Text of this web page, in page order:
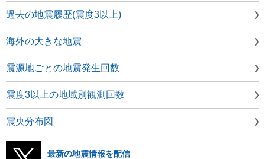
過去の地震履歴(震度3以上)
海外の大きな地震
震源地ごとの地震発生回数
震度3以上の地域別観測回数
震央分布図
最新の地震情報を配信